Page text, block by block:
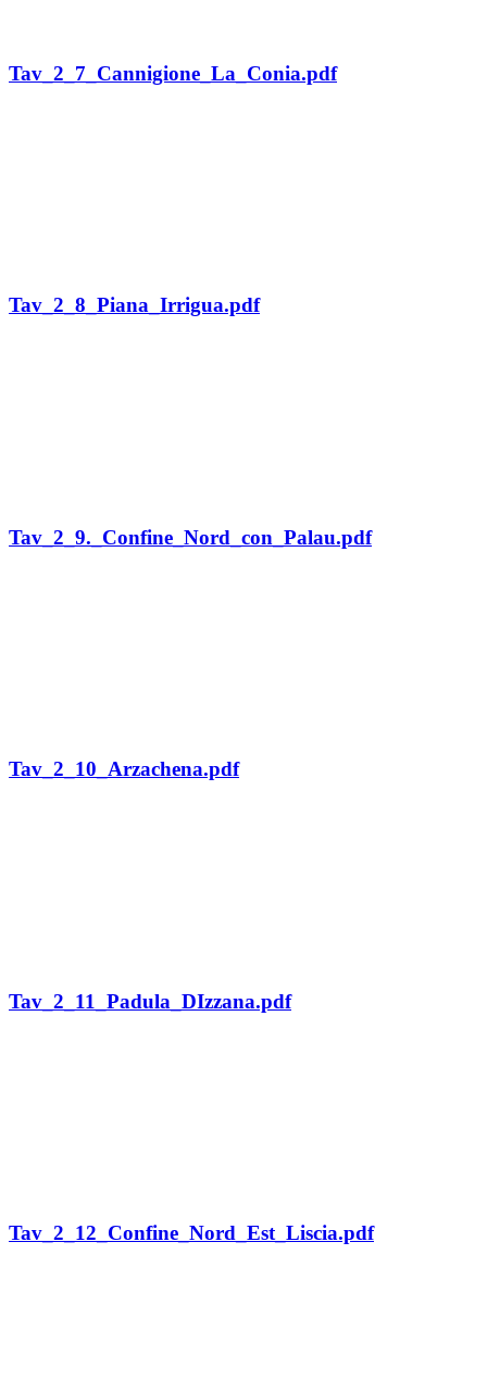
Tav_2_7_Cannigione_La_Conia.pdf
Tav_2_8_Piana_Irrigua.pdf
Tav_2_9._Confine_Nord_con_Palau.pdf
Tav_2_10_Arzachena.pdf
Tav_2_11_Padula_DIzzana.pdf
Tav_2_12_Confine_Nord_Est_Liscia.pdf